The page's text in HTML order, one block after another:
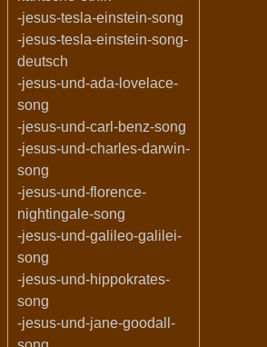
-jesus-tesla-einstein-song
-jesus-tesla-einstein-song-
deutsch
-jesus-und-ada-lovelace-
song
-jesus-und-carl-benz-song
-jesus-und-charles-darwin-
song
-jesus-und-florence-
nightingale-song
-jesus-und-galileo-galilei-
song
-jesus-und-hippokrates-
song
-jesus-und-jane-goodall-